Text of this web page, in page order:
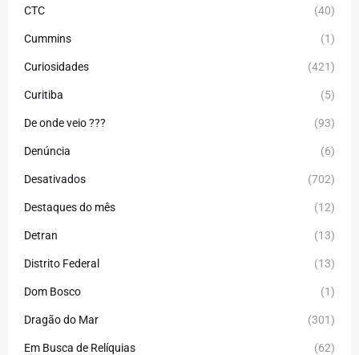
CTC (40)
Cummins (1)
Curiosidades (421)
Curitiba (5)
De onde veio ??? (93)
Denúncia (6)
Desativados (702)
Destaques do mês (12)
Detran (13)
Distrito Federal (13)
Dom Bosco (1)
Dragão do Mar (301)
Em Busca de Relíquias (62)